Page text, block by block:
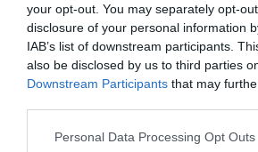
your opt-out. You may separately opt-
disclosure of your personal information
IAB’s list of downstream participants.
also be disclosed by us to third parties
Downstream Participants that may
Please note that this website/app uses
Personal Data Processing Opt Outs
επίβλεψη του Καθηγητή Α.
Σκοπός της συνεργασίας είναι η
που σχετίζονται με την αθλητική
διερεύνηση επιγενετικών
επισυμβαίνουν κατά τη διάρκεια